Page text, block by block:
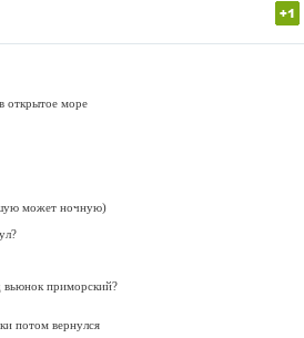
открытое море
может ночную)
вьюнок приморский?
потом вернулся